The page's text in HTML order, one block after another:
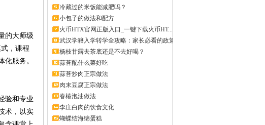
的大师级
，课程
服务。
验和专业
术，以实
冷藏过的米饭能减肥吗？
小包子的做法和配方
火币HTX官网正版入口_一键下载火币HT...
武汉学籍入学转学全攻略：家长必看的政策
解...
杨枝甘露去茶底还是不去好喝？
蒜苔配什么菜好吃
蒜苔炒肉正宗做法
肉末豆腐正宗做法
春椿泡油做法
李庄白肉的饮食文化
蝴蝶结海绵蛋糕